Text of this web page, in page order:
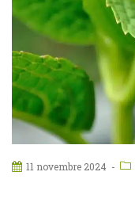
11 novembre 2024